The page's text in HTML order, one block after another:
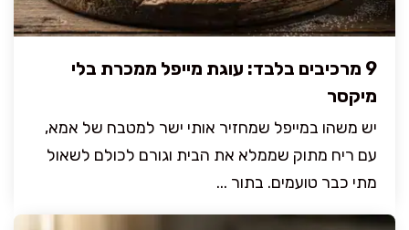
9 מרכיבים בלבד: עוגת מייפל ממכרת בלי
מיקסר
יש משהו במייפל שמחזיר אותי ישר למטבח של אמא,
עם ריח מתוק שממלא את הבית וגורם לכולם לשאול
מתי כבר טועמים. בתור ...